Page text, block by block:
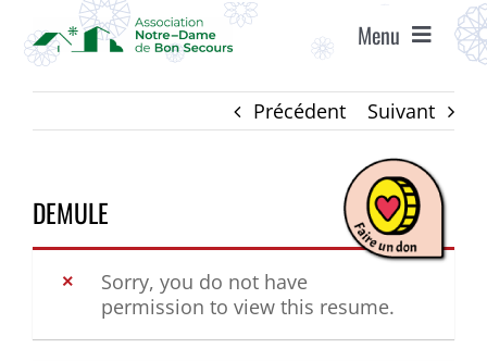
contenu
Menu
ACCUEIL
ÉTABLISSEMENTS
VIE ASSOCIATIVE
Précédent Suivant
DEMULE
Sorry, you do not have
permission to view this resume.